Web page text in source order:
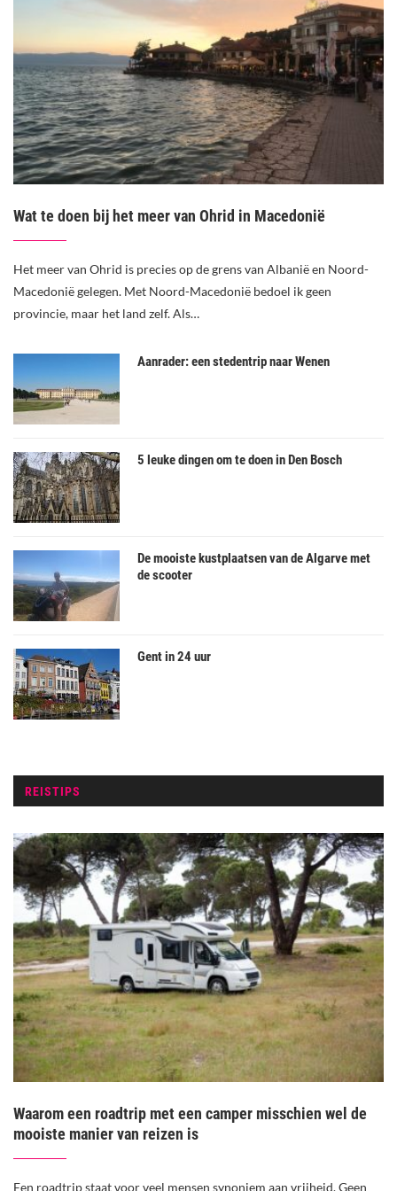
Wat te doen bij het meer van Ohrid in Macedonië
Het meer van Ohrid is precies op de grens van Albanië en Noord-
Macedonië gelegen. Met Noord-Macedonië bedoel ik geen
provincie, maar het land zelf. Als…
Aanrader: een stedentrip naar Wenen
5 leuke dingen om te doen in Den Bosch
De mooiste kustplaatsen van de Algarve met
de scooter
Gent in 24 uur
REISTIPS
Waarom een roadtrip met een camper misschien wel de
mooiste manier van reizen is
Een roadtrip staat voor veel mensen synoniem aan vrijheid. Geen